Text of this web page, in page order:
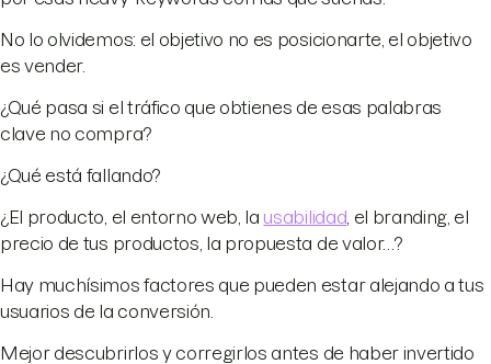
No lo olvidemos: el objetivo no es posicionarte, el objetivo
es vender.
¿Qué pasa si el tráfico que obtienes de esas palabras
clave no compra?
¿Qué está fallando?
¿El producto, el entorno web, la usabilidad , el branding, el
precio de tus productos, la propuesta de valor…?
Hay muchísimos factores que pueden estar alejando a tus
usuarios de la conversión.
Mejor descubrirlos y corregirlos antes de haber invertido